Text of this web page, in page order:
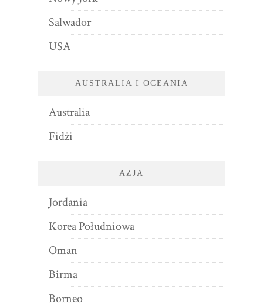
Salwador
USA
AUSTRALIA I OCEANIA
Australia
Fidżi
AZJA
Jordania
Korea Południowa
Oman
Birma
Borneo